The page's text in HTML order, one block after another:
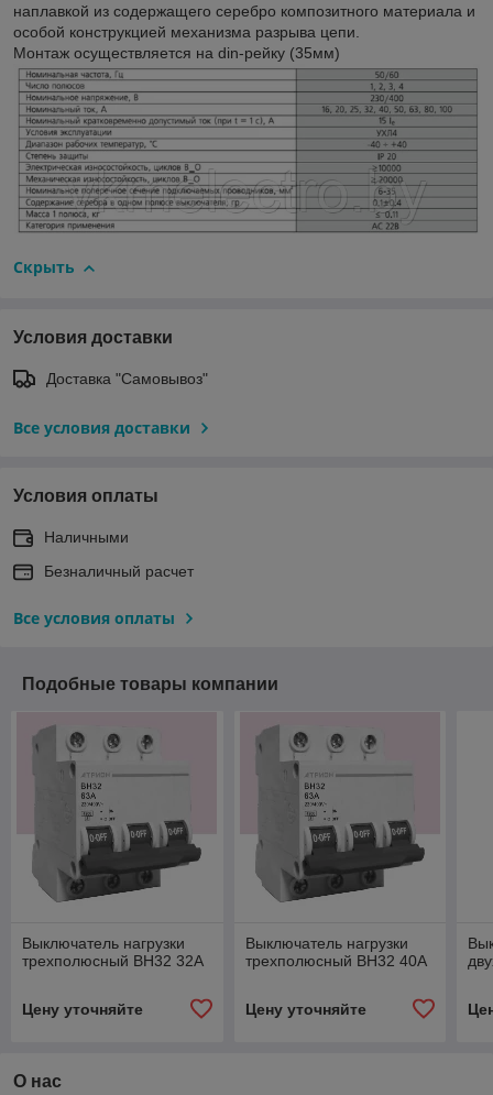
наплавкой из содержащего серебро композитного материала и
особой конструкцией механизма разрыва цепи.
Монтаж осуществляется на din-рейку (35мм)
Скрыть
Условия доставки
Доставка "Самовывоз"
Все условия доставки
Условия оплаты
Наличными
Безналичный расчет
Все условия оплаты
Подобные товары компании
Выключатель нагрузки
трехполюсный ВН32 32А
Цену уточняйте
Выключатель нагрузки
трехполюсный ВН32 40А
Цену уточняйте
О нас